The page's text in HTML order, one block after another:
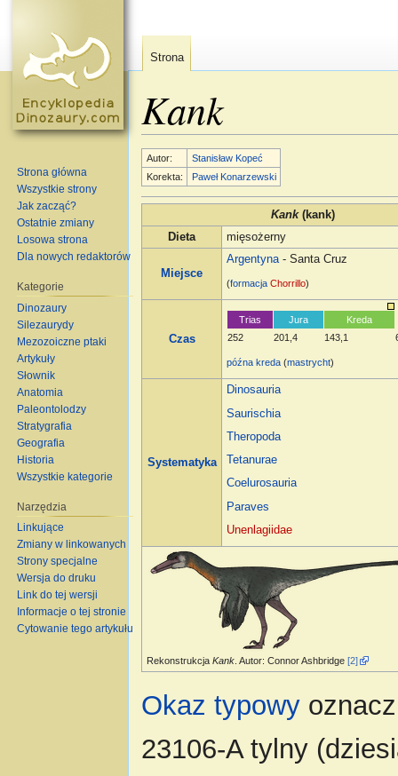
Kank
Autor:
Stanisław Kopeć
Korekta:
Paweł Konarzewski
Kank(kank)
Dieta
mięsożerny
Miejsce
Argentyna- Santa Cruz
(formacja Chorrillo)
Czas
Trias
252
Jura
201,4
Kreda
143,1
późna kreda (mastrycht)
Systematyka
Dinosauria
Saurischia
Theropoda
Tetanurae
Coelurosauria
Paraves
Unenlagiidae
RekonstrukcjaKank . Autor: Connor Ashbridge [2]
Okaz typowy
23106-A tylny
Strona
Strona główna
Wszystkie strony
Jak zacząć?
Ostatnie zmiany
Losowa strona
Dla nowych redaktorów
Kategorie
Dinozaury
Silezaurydy
Mezozoiczne ptaki
Artykuły
Słownik
Anatomia
Paleontolodzy
Stratygrafia
Geografia
Historia
Wszystkie kategorie
Narzędzia
Linkujące
Zmiany w linkowanych
Strony specjalne
Wersja do druku
Link do tej wersji
Informacje o tej stronie
Cytowanie tego artykułu